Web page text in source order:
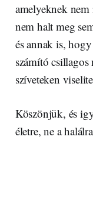
amelyeknek
nem halt meg
és annak is,
számító
szíveteken
Köszönjük, és
életre, ne a